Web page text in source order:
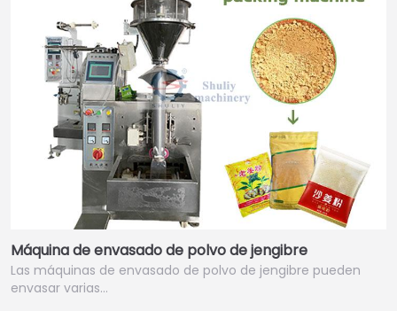
Máquina de envasado de polvo de jengibre
Las máquinas de envasado de polvo de jengibre pueden
envasar varias…